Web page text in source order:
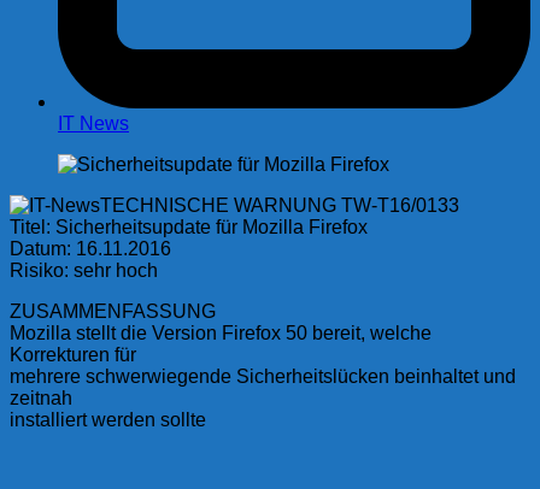
IT News
TECHNISCHE WARNUNG TW-T16/0133
Titel: Sicherheitsupdate für Mozilla Firefox
Datum: 16.11.2016
Risiko: sehr hoch
ZUSAMMENFASSUNG
Mozilla stellt die Version Firefox 50 bereit, welche
Korrekturen für
mehrere schwerwiegende Sicherheitslücken beinhaltet und
zeitnah
installiert werden sollte